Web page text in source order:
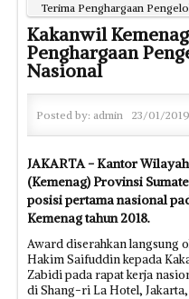
Terima Penghargaan
Kakanwil
Penghargaan
Nasional
Posted by: admin 23/01/2019
JAKARTA - Kantor
(Kemenag) Provinsi
posisi pertama nasional
Kemenag tahun 2018.
Award diserahkan langsung
Hakim Saifuddin kepada
Zabidi pada rapat kerja
di Shang-ri La Hotel, Jakarta,